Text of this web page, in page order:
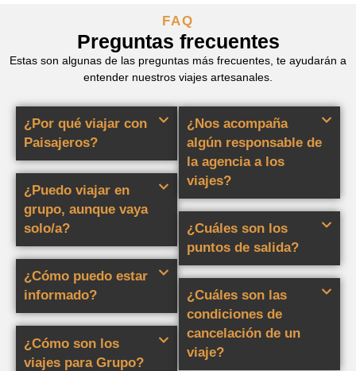
FAQ
Preguntas frecuentes
Estas son algunas de las preguntas más frecuentes, te ayudarán a
entender nuestros viajes artesanales.
¿Por qué viajar con
Paisajeros?
¿Puedo viajar en
grupo, aunque vaya
solo/a?
¿Cómo puedo estar
informado?
¿Cómo son los
viajes para Grupo?
¿Nos acompaña
algún responsable de
la agencia a los
viajes?
¿Cuáles son los
puntos de salida?
¿Cuáles son las
condiciones de
cancelación de un
viaje?